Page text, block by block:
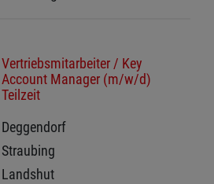
Vertriebsmitarbeiter / Key
Account Manager (m/w/d)
Teilzeit
Deggendorf
Straubing
Landshut